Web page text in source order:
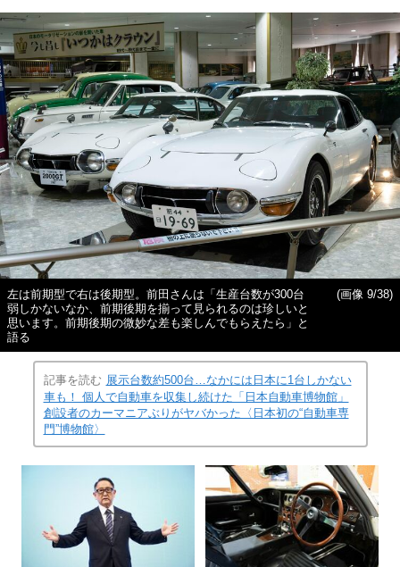
左は前期型で右は後期型。前田さんは「生産台数が300台
弱しかないなか、前期後期を揃って見られるのは珍しいと
思います。前期後期の微妙な差も楽しんでもらえたら」と
語る
(画像 9/38)
記事を読む 展示台数約500台…なかには日本に1台しかない
車も！ 個人で自動車を収集し続けた「日本自動車博物館」
創設者のカーマニアぶりがヤバかった〈日本初の“自動車専
門”博物館〉